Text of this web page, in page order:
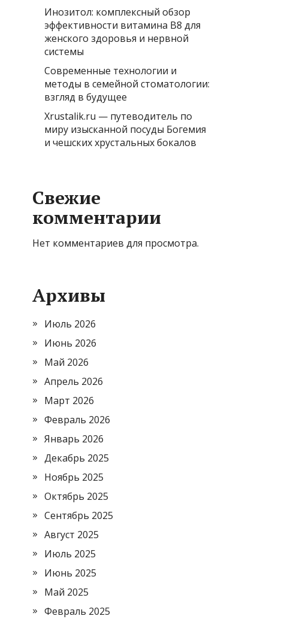
Инозитол: комплексный обзор
эффективности витамина B8 для
женского здоровья и нервной
системы
Современные технологии и
методы в семейной стоматологии:
взгляд в будущее
Xrustalik.ru — путеводитель по
миру изысканной посуды Богемия
и чешских хрустальных бокалов
Свежие
комментарии
Нет комментариев для просмотра.
Архивы
Июль 2026
Июнь 2026
Май 2026
Апрель 2026
Март 2026
Февраль 2026
Январь 2026
Декабрь 2025
Ноябрь 2025
Октябрь 2025
Сентябрь 2025
Август 2025
Июль 2025
Июнь 2025
Май 2025
Февраль 2025